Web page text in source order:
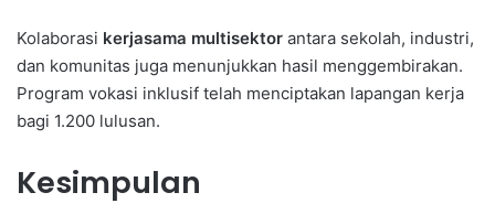
Kolaborasi kerjasama multisektor antara sekolah, industri,
dan komunitas juga menunjukkan hasil menggembirakan.
Program vokasi inklusif telah menciptakan lapangan kerja
bagi 1.200 lulusan.
Kesimpulan